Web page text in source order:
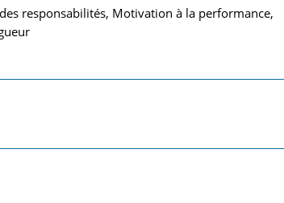
responsabilités, Motivation à la performance,